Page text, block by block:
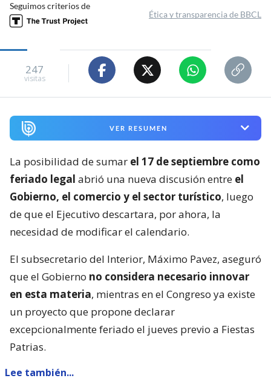
Seguimos criterios de
Ética y transparencia de BBCL
247
visitas
VER RESUMEN
La posibilidad de sumar el 17 de septiembre como
feriado legal abrió una nueva discusión entre el
Gobierno, el comercio y el sector turístico, luego
de que el Ejecutivo descartara, por ahora, la
necesidad de modificar el calendario.
El subsecretario del Interior, Máximo Pavez, aseguró
que el Gobierno no considera necesario innovar
en esta materia, mientras en el Congreso ya existe
un proyecto que propone declarar
excepcionalmente feriado el jueves previo a Fiestas
Patrias.
Lee también...